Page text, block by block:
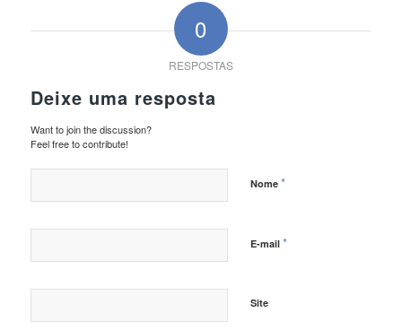
0
RESPOSTAS
Deixe uma resposta
Want to join the discussion?
Feel free to contribute!
Nome *
E-mail *
Site